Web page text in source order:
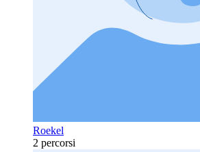
Roekel
2 percorsi